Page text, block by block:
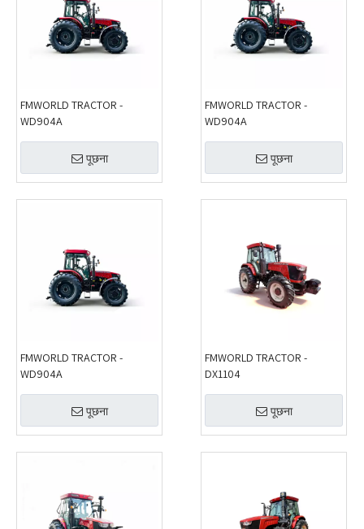
FMWORLD TRACTOR -
WD904A
पूछना
FMWORLD TRACTOR -
WD904A
पूछना
FMWORLD TRACTOR -
WD904A
पूछना
FMWORLD TRACTOR -
DX1104
पूछना